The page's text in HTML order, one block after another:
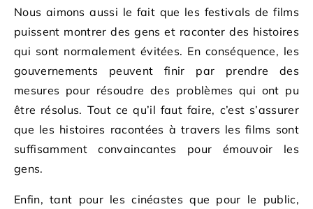
Nous aimons aussi le fait que les festivals de films
puissent montrer des gens et raconter des histoires
qui sont normalement évitées. En conséquence, les
gouvernements peuvent finir par prendre des
mesures pour résoudre des problèmes qui ont pu
être résolus. Tout ce qu’il faut faire, c’est s’assurer
que les histoires racontées à travers les films sont
suffisamment convaincantes pour émouvoir les
gens.
Enfin, tant pour les cinéastes que pour le public,